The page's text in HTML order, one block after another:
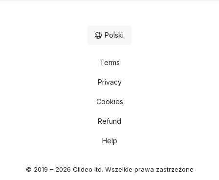
© 2019 – 2026 Clideo ltd. Wszelkie prawa zastrzeżone
Terms
Privacy
Cookies
Refund
Help
Polski